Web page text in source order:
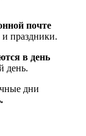
почте
праздники.
в день
день.
дни